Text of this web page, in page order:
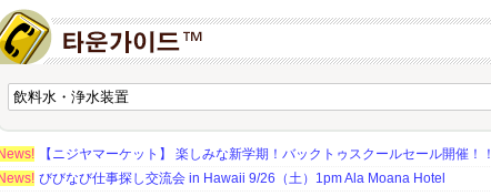
News!
【ニジヤマーケット】 楽しみな新学期！バックトゥスクールセール開催！！
News! びびなび仕事探し交流会 in Hawaii 9/26（土）1pm Ala Moana Hotel